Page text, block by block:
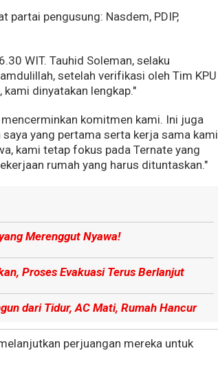
partai pengusung: Nasdem, PDIP,
WIT. Tauhid Soleman, selaku
setelah verifikasi oleh Tim KPU
dinyatakan lengkap."
mencerminkan komitmen kami. Ini juga
yang pertama serta kerja sama kami
kami tetap fokus pada Ternate yang
rumah yang harus dituntaskan."
Merenggut Nyawa!
Proses Evakuasi Terus Berlanjut
dari Tidur, AC Mati, Rumah Hancur
perjuangan mereka untuk